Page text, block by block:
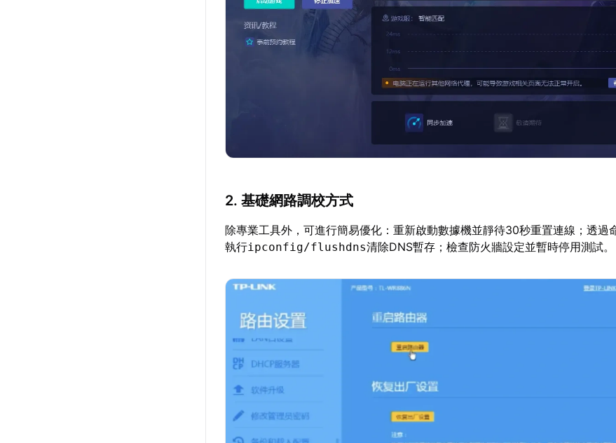
2. 基礎網路調校方式
除專業工具外，可進行簡易優化：重新啟動數據機並靜待30秒重置連線；透過
執行ipconfig/flushdns清除DNS暫存；檢查防火牆設定並暫時停用測試。